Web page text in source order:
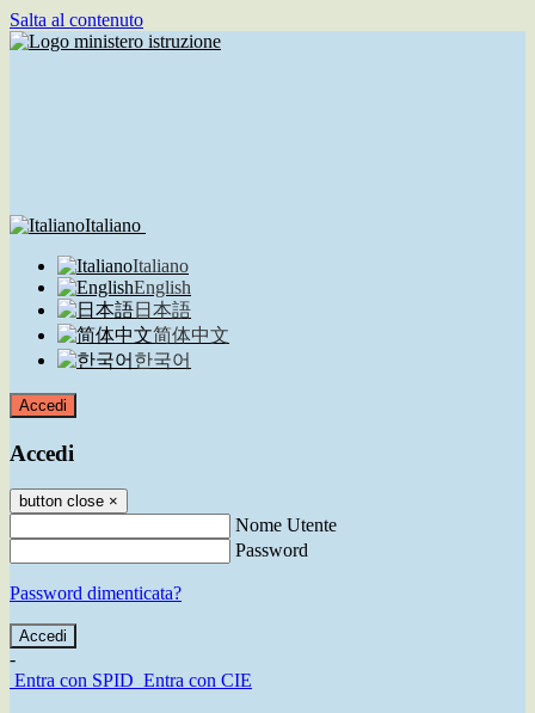
Salta al contenuto
Italiano
Italiano
English
日本語
简体中文
한국어
Accedi
Accedi
button close ×
Nome Utente
Password
Password dimenticata?
-
Entra con SPID Entra con CIE